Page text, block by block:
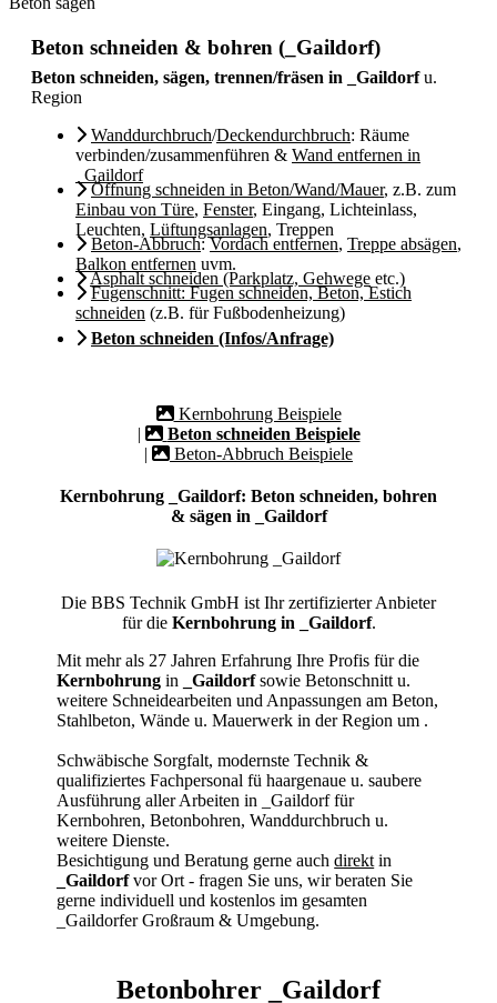
Beton schneiden & bohren (_Gaildorf)
Beton schneiden, sägen, trennen/fräsen in _Gaildorfu.
Region
Wanddurchbruch/Deckendurchbruch: Räume
verbinden/zusammenführen & Wand entfernen in
_Gaildorf
Öffnung schneiden in Beton/Wand/Mauer, z.B. zum
Einbau von Türe, Fenster, Eingang, Lichteinlass,
Leuchten, Lüftungsanlagen, Treppen
Beton-Abbruch:Vordach entfernen, Treppe absägen,
Balkon entfernen uvm.
Asphalt schneiden (Parkplatz, Gehwege etc.)
Fugenschnitt: Fugen schneiden, Beton, Estich
schneiden (z.B. für Fußbodenheizung)
Beton schneiden (Infos/Anfrage)
Kernbohrung Beispiele
|
Beton schneiden Beispiele
|
Beton-Abbruch Beispiele
Kernbohrung _Gaildorf: Beton schneiden, bohren
& sägen in _Gaildorf
Die BBS Technik GmbH ist Ihr zertifizierter Anbieter
für die Kernbohrung in _Gaildorf.
Mit mehr als 27 Jahren Erfahrung Ihre Profis für die
Kernbohrung in _Gaildorfsowie Betonschnitt u.
weitere Schneidearbeiten und Anpassungen am Beton,
Stahlbeton, Wände u. Mauerwerk in der Region um .
Schwäbische Sorgfalt, modernste Technik &
qualifiziertes Fachpersonalfü haargenaue u. saubere
Ausführung aller Arbeitenin _Gaildorf für
Kernbohren, Betonbohren, Wanddurchbruch u.
weitere Dienste.
Besichtigung und Beratung gerne auchdirekt in
_Gaildorfvor Ort - fragen Sie uns, wir beraten Sie
gerne individuell und kostenlos im gesamten
_Gaildorfer Großraum & Umgebung.
Betonbohrer _Gaildorf